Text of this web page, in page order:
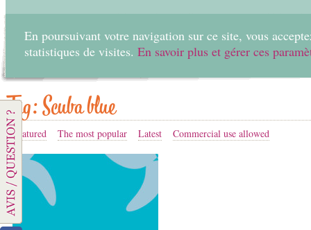
En poursuivant votre navigation sur ce site, vous
statistiques de visites. En savoir plus et gérer ces
Tag: Scuba blue
Featured The most popular Latest Commercial use allowed